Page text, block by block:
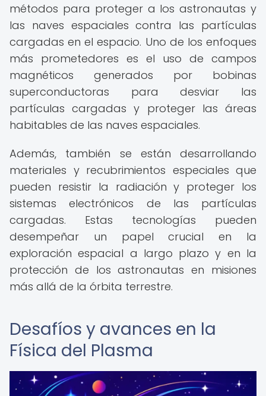
métodos para proteger a los astronautas y
las naves espaciales contra las partículas
cargadas en el espacio. Uno de los enfoques
más prometedores es el uso de campos
magnéticos generados por bobinas
superconductoras para desviar las
partículas cargadas y proteger las áreas
habitables de las naves espaciales.
Además, también se están desarrollando
materiales y recubrimientos especiales que
pueden resistir la radiación y proteger los
sistemas electrónicos de las partículas
cargadas. Estas tecnologías pueden
desempeñar un papel crucial en la
exploración espacial a largo plazo y en la
protección de los astronautas en misiones
más allá de la órbita terrestre.
Desafíos y avances en la
Física del Plasma